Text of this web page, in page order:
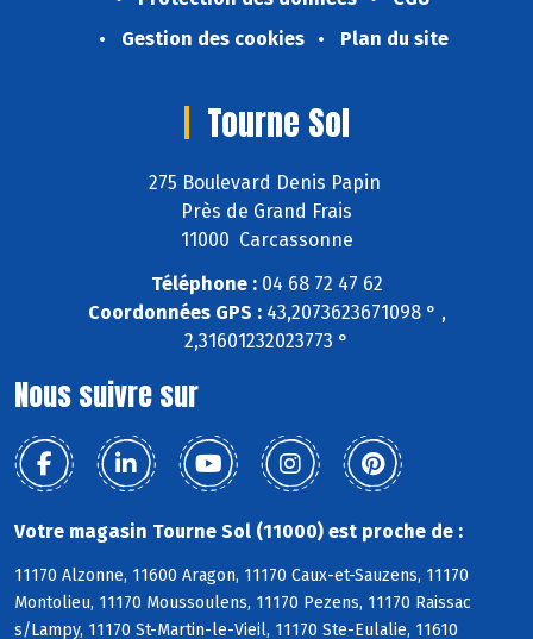
Gestion des cookies
Plan du site
Tourne Sol
275 Boulevard Denis Papin
Près de Grand Frais
11000 Carcassonne
Téléphone :04 68 72 47 62
Coordonnées GPS :43,2073623671098 ° ,
2,31601232023773 °
Nous suivre sur
Votre magasin Tourne Sol (11000) est proche de :
11170 Alzonne, 11600 Aragon, 11170 Caux-et-Sauzens, 11170
Montolieu, 11170 Moussoulens, 11170 Pezens, 11170 Raissac
s/Lampy, 11170 St-Martin-le-Vieil, 11170 Ste-Eulalie, 11610